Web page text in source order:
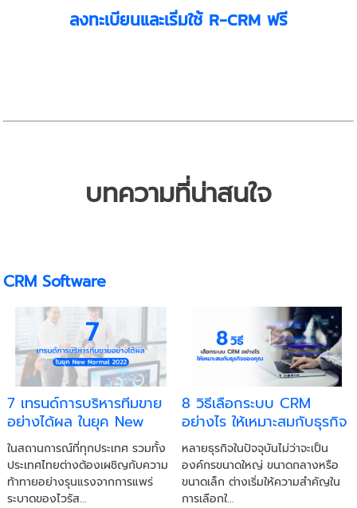
ลงทะเบียนและเริ่มใช้ R-CRM ฟรี
บทความที่น่าสนใจ
CRM Software
7 เทรนด์การบริหารทีมขาย
อย่างได้ผล ในยุค New
Normal 2022
ในสถานการณ์ที่ทุกประเทศ รวมทั้ง
ประเทศไทยต่างต้องเผชิญกับความ
ท้าทายอย่างรุนแรงจากการแพร่
ระบาดของไวรัส...
8 วิธีเลือกระบบ CRM
อย่างไร ให้เหมาะสมกับธุรกิจ
ของคุณ
หลายธุรกิจในปัจจุบันไม่ว่าจะเป็น
องค์กรขนาดใหญ่ ขนาดกลางหรือ
ขนาดเล็ก ต่างเริ่มให้ความสำคัญใน
การเลือกใ...